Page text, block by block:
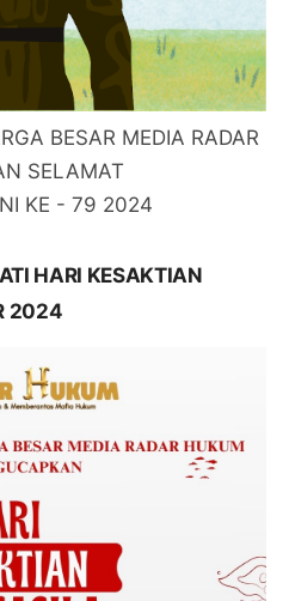
BESAR MEDIA RADAR
SELAMAT
KE - 79 2024
HARI KESAKTIAN
2024